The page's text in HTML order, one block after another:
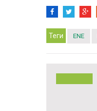
Теги ENE